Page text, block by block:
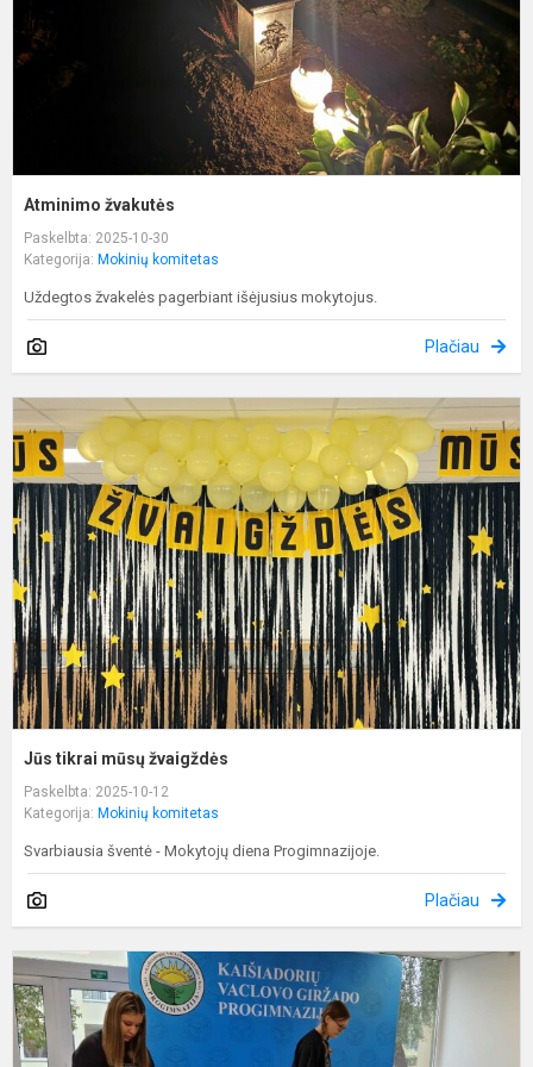
Atminimo žvakutės
Paskelbta: 2025-10-30
Kategorija: Mokinių komitetas
Uždegtos žvakelės pagerbiant išėjusius mokytojus.
Plačiau
Jūs tikrai mūsų žvaigždės
Paskelbta: 2025-10-12
Kategorija: Mokinių komitetas
Svarbiausia šventė - Mokytojų diena Progimnazijoje.
Plačiau